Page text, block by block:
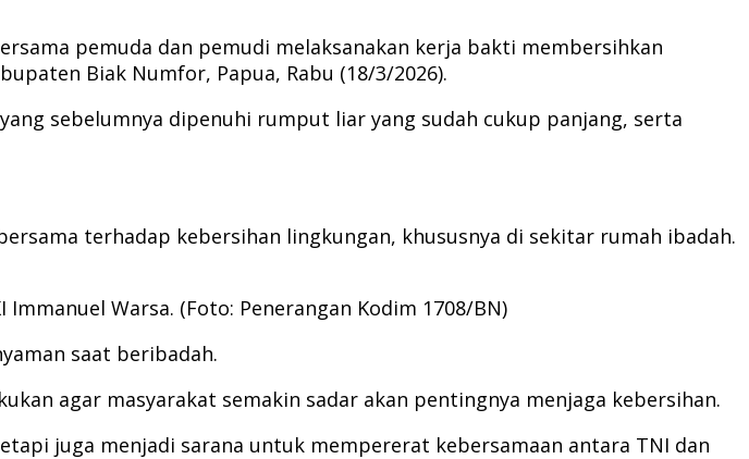
pemuda dan pemudi melaksanakan kerja bakti membersihkan
Biak Numfor, Papua, Rabu (18/3/2026).
sebelumnya dipenuhi rumput liar yang sudah cukup panjang, serta
terhadap kebersihan lingkungan, khususnya di sekitar rumah ibadah.
Warsa. (Foto: Penerangan Kodim 1708/BN)
saat beribadah.
agar masyarakat semakin sadar akan pentingnya menjaga kebersihan.
juga menjadi sarana untuk mempererat kebersamaan antara TNI dan